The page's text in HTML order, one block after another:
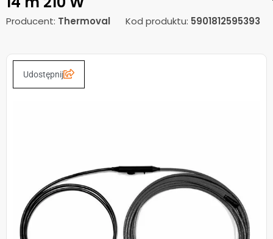
Producent: Thermoval Kod produktu: 5901812595393
Udostępnij